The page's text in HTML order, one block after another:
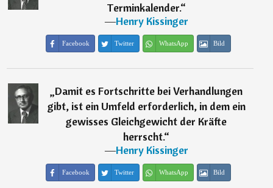
Terminkalender.“
―Henry Kissinger
Facebook Twitter WhatsApp Bild
„Damit es Fortschritte bei Verhandlungen
gibt, ist ein Umfeld erforderlich, in dem ein
gewisses Gleichgewicht der Kräfte
herrscht.“
―Henry Kissinger
Facebook Twitter WhatsApp Bild